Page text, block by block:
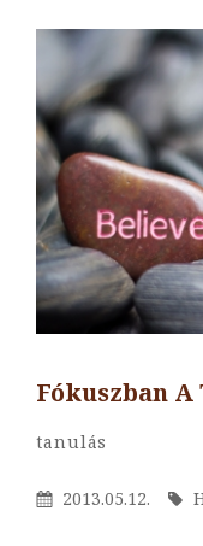
Fókuszban
Categories
Tanulás
Posted
2013.05.12.